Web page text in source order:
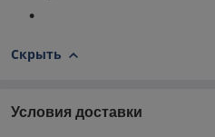
Скрыть
Условия доставки